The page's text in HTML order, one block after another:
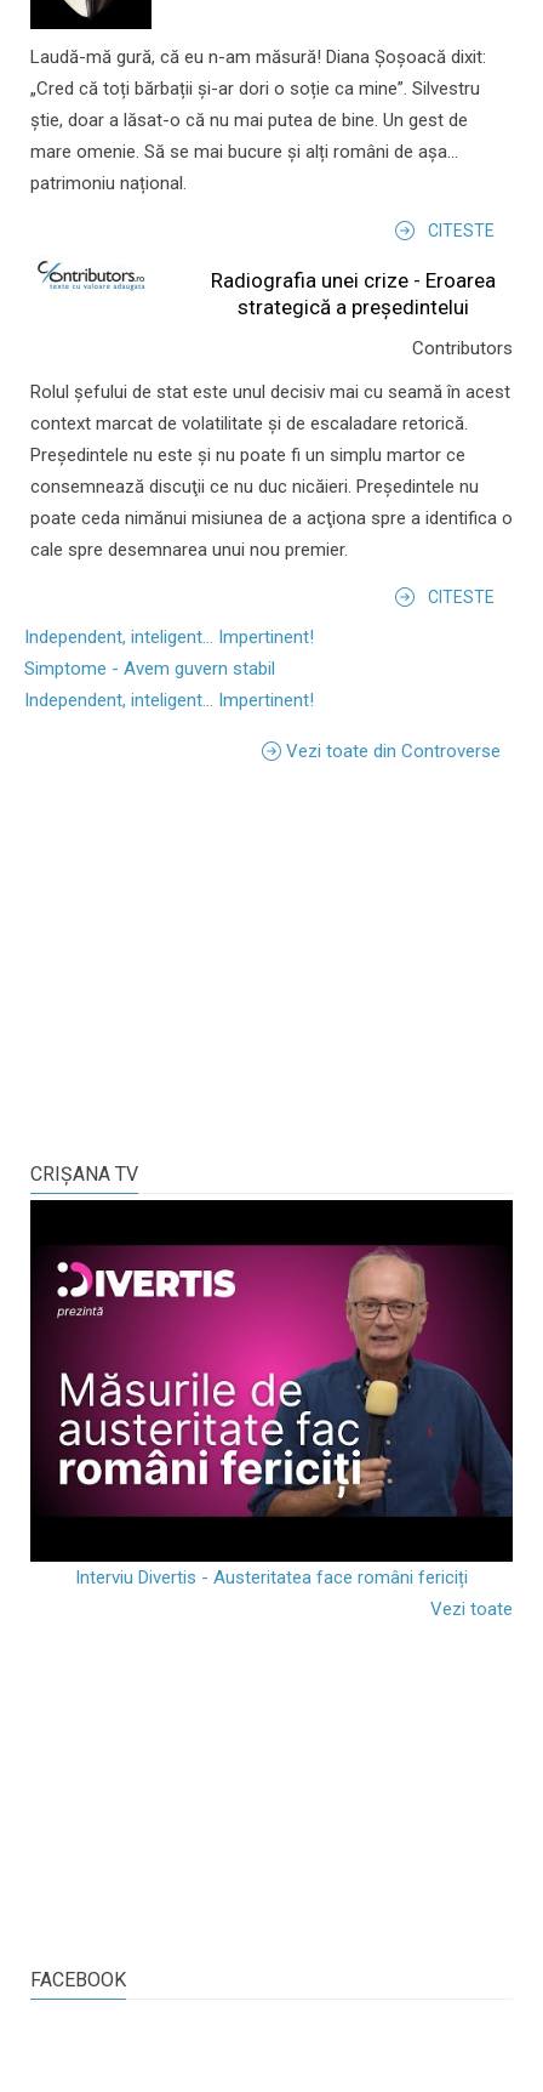
Laudă-mă gură, că eu n-am măsură! Diana Șoșoacă dixit:
„Cred că toți bărbații și-ar dori o soție ca mine”. Silvestru
știe, doar a lăsat-o că nu mai putea de bine. Un gest de
mare omenie. Să se mai bucure și alți români de așa...
patrimoniu național.
CITESTE
Radiografia unei crize - Eroarea
strategică a președintelui
Contributors
Rolul şefului de stat este unul decisiv mai cu seamă în acest
context marcat de volatilitate şi de escaladare retorică.
Preşedintele nu este şi nu poate fi un simplu martor ce
consemnează discuţii ce nu duc nicăieri. Preşedintele nu
poate ceda nimănui misiunea de a acţiona spre a identifica o
cale spre desemnarea unui nou premier.
CITESTE
Independent, inteligent... Impertinent!
Simptome - Avem guvern stabil
Independent, inteligent... Impertinent!
Vezi toate din Controverse
CRIŞANA TV
Interviu Divertis - Austeritatea face români fericiți
Vezi toate
FACEBOOK